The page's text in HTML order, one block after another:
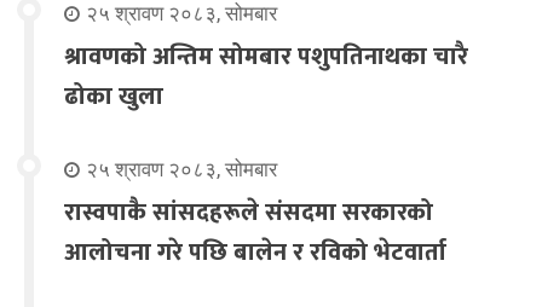
२५ श्रावण २०८३, सोमबार
श्रावणको अन्तिम सोमबार पशुपतिनाथका चारै
ढोका खुला
२५ श्रावण २०८३, सोमबार
रास्वपाकै सांसदहरूले संसदमा सरकारको
आलोचना गरे पछि बालेन र रविको भेटवार्ता